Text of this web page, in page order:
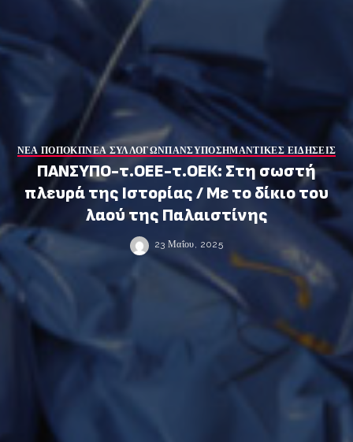
ΝΕΑ ΠΟΠΟΚΠΝΕΑ ΣΥΛΛΟΓΩΝΠΑΝΣΥΠΟΣΗΜΑΝΤΙΚΕΣ ΕΙΔΗΣΕΙΣ
ΠΑΝΣΥΠΟ-τ.ΟΕΕ-τ.ΟΕΚ: Στη σωστή
πλευρά της Ιστορίας / Με το δίκιο του
λαού της Παλαιστίνης
23 Μαΐου, 2025